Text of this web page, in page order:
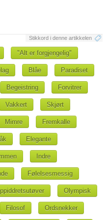
Stikkord i denne artikkelen
"Alt er forgjengelig"
Blåe Paradiset
Begeistring Forvitrer
Vakkert Skjørt
Mimre Fremkalle
Elegante
Indre
Følelsesmessig
Olympisk
Filosof Ordsnekker